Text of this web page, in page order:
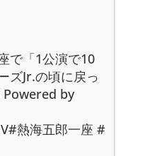
で「1公演で10
ズJr.の頃に戻っ
Powered by
熱海五郎一座 #